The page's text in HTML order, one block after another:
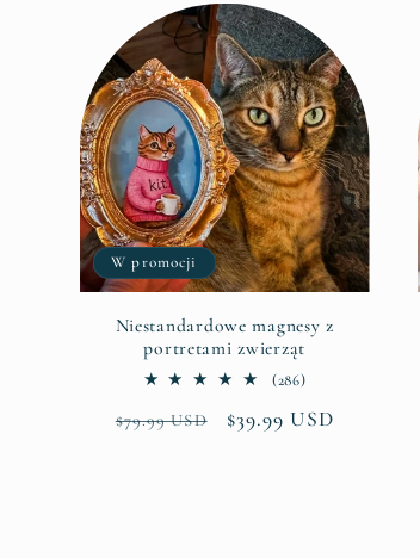
W promocji
Niestandardowe magnesy z
portretami zwierząt
(286)286
recenzji
Cena
$79.99 USD
Cena
$39.99 USD